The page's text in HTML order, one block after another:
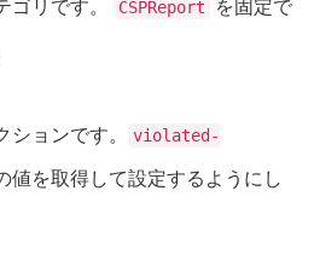
ゴリです。
CSPReport
を固定で
ションです。
violated-
値を取得して設定するようにし